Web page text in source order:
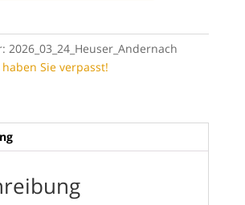
2026_03_24_Heuser_Andernach
haben Sie verpasst!